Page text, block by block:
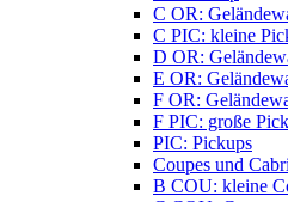
C OR:
C PIC: kleine
D OR:
E OR:
F OR:
F PIC: große
PIC: Pickups
Coupes und
B COU: kleine